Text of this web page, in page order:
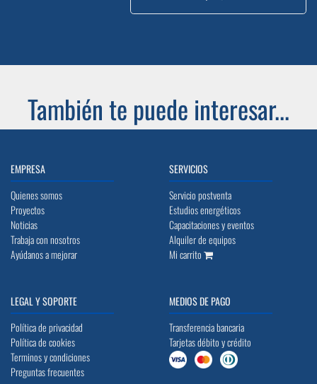
También te puede interesar...
EMPRESA
Quienes somos
Proyectos
Noticias
Trabaja con nosotros
Ayúdanos a mejorar
SERVICIOS
Servicio postventa
Estudios energéticos
Capacitaciones y eventos
Alquiler de equipos
Mi carrito
LEGAL Y SOPORTE
Política de privacidad
Política de cookies
Terminos y condiciones
Preguntas frecuentes
MEDIOS DE PAGO
Transferencia bancaria
Tarjetas débito y crédito